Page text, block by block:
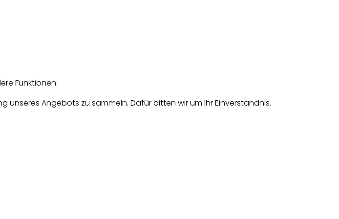
Funktionen.
Angebots zu sammeln. Dafür bitten wir um Ihr Einverständnis.